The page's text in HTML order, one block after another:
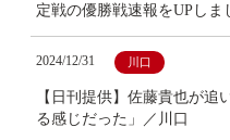
定戦の優勝戦速報をUPしま
2024/12/31 川口
【日刊提供】佐藤貴也が追
る感じだった」／川口